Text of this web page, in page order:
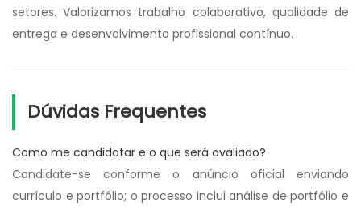
setores. Valorizamos trabalho colaborativo, qualidade de
entrega e desenvolvimento profissional contínuo.
Dúvidas Frequentes
Como me candidatar e o que será avaliado?
Candidate-se conforme o anúncio oficial enviando
currículo e portfólio; o processo inclui análise de portfólio e